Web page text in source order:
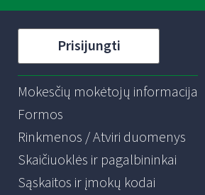
Prisijungti
Mokesčių mokėtojų informacija
Formos
Rinkmenos / Atviri duomenys
Skaičiuoklės ir pagalbininkai
Sąskaitos ir įmokų kodai